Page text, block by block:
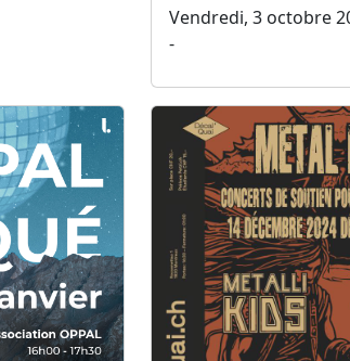
Vendredi, 3 octobre
-